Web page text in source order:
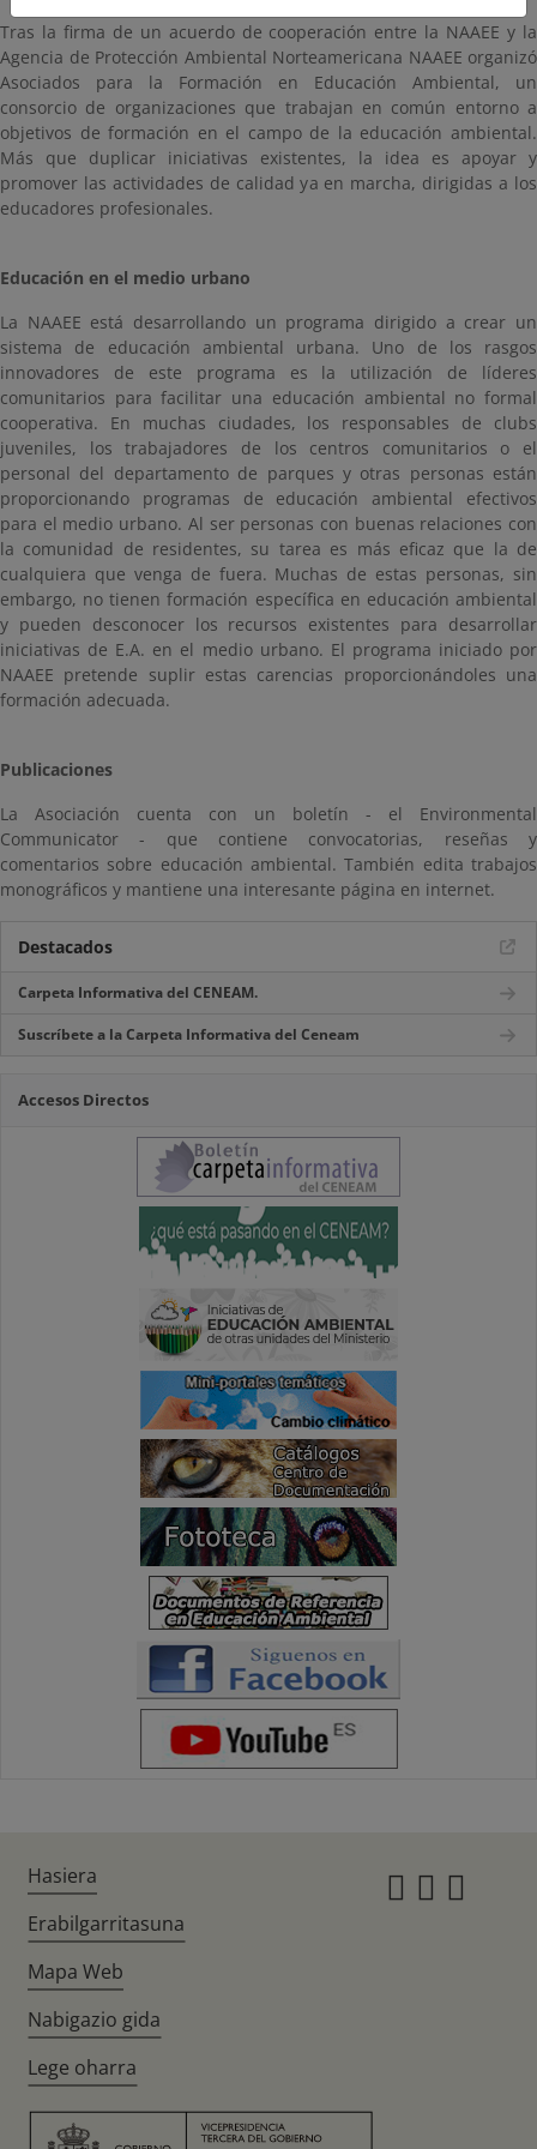
Tras la firma de un acuerdo de cooperación entre la NAAEE y la
Agencia de Protección Ambiental Norteamericana NAAEE organizó
Asociados para la Formación en Educación Ambiental, un
consorcio de organizaciones que trabajan en común entorno a
objetivos de formación en el campo de la educación ambiental.
Más que duplicar iniciativas existentes, la idea es apoyar y
promover las actividades de calidad ya en marcha, dirigidas a los
educadores profesionales.
Educación en el medio urbano
La NAAEE está desarrollando un programa dirigido a crear un
sistema de educación ambiental urbana. Uno de los rasgos
innovadores de este programa es la utilización de líderes
comunitarios para facilitar una educación ambiental no formal
cooperativa. En muchas ciudades, los responsables de clubs
juveniles, los trabajadores de los centros comunitarios o el
personal del departamento de parques y otras personas están
proporcionando programas de educación ambiental efectivos
para el medio urbano. Al ser personas con buenas relaciones con
la comunidad de residentes, su tarea es más eficaz que la de
cualquiera que venga de fuera. Muchas de estas personas, sin
embargo, no tienen formación específica en educación ambiental
y pueden desconocer los recursos existentes para desarrollar
iniciativas de E.A. en el medio urbano. El programa iniciado por
NAAEE pretende suplir estas carencias proporcionándoles una
formación adecuada.
Publicaciones
La Asociación cuenta con un boletín - el Environmental
Communicator - que contiene convocatorias, reseñas y
comentarios sobre educación ambiental. También edita trabajos
monográficos y mantiene una interesante página en internet.
Destacados
Carpeta Informativa del CENEAM.
Suscríbete a la Carpeta Informativa del Ceneam
Accesos Directos
Hasiera
Erabilgarritasuna
Mapa Web
Nabigazio gida
Lege oharra